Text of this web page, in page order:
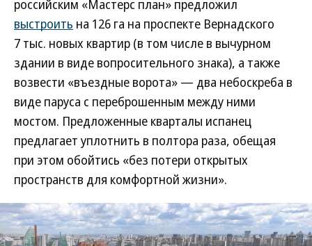
российским «Мастерс план» предложил
выстроить на 126 га на проспекте Вернадского
7 тыс. новых квартир (в том числе в вычурном
здании в виде вопросительного знака), а также
возвести «въездные ворота» — два небоскреба в
виде паруса с переброшенным между ними
мостом. Предложенные кварталы испанец
предлагает уплотнить в полтора раза, обещая
при этом обойтись «без потери открытых
пространств для комфортной жизни».